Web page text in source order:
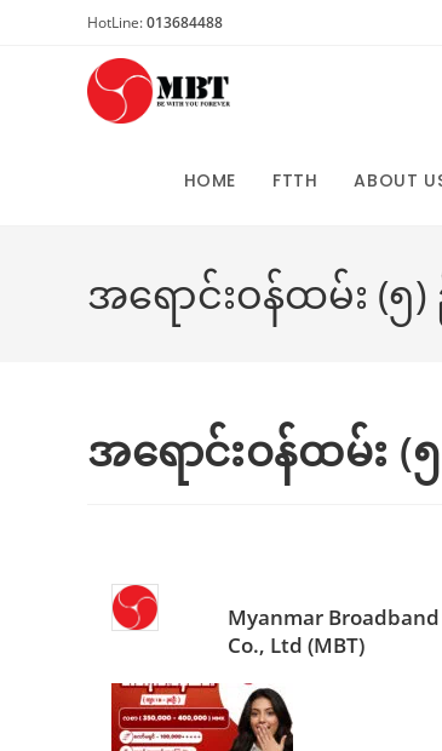
HotLine:013684488
HOME FTTH ABOUT
အရောင်းဝန်ထမ်း (၅)
အရောင်းဝန်ထမ်း (၅
Myanmar
Co., Ltd (MBT)